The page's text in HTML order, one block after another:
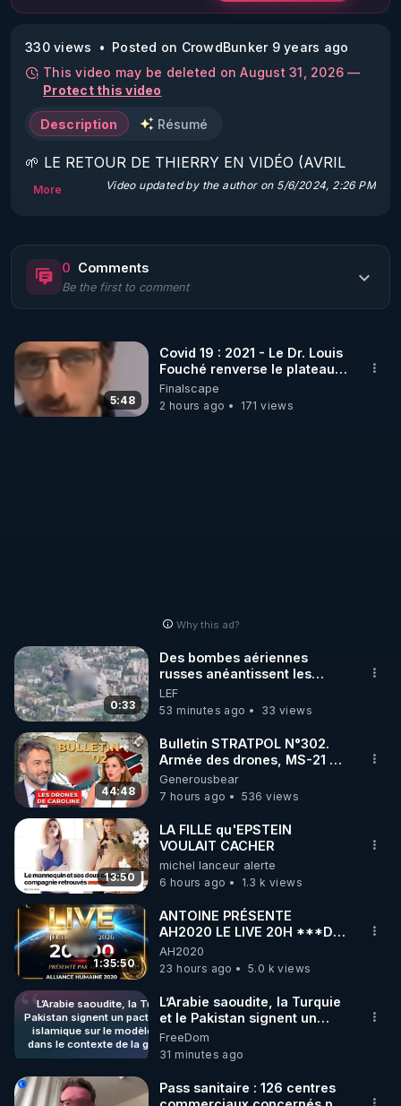
330 views
Posted on CrowdBunker 9 years ago
This video may be deleted on August 31, 2026 —
Protect this video
Description Résumé
🌱 LE RETOUR DE THIERRY EN VIDÉO (AVRIL
2022)!
https://www.rgnr.fr/presentation.html
🌱 LE MAGAZINE RÉGÉNÈRE
🌱 LA BOUTIQUE DU MAGAZINE
Pour obtenir les anciens numéros que vous avez
🌱 INSTAGRAM
https://www.instagram.com/rdlr_thierrycasasnovas/
http://rgnr.li/instagram
🌱 LA NEWSLETTER
Pour ne pas rater l’actualité RGNR (stages,
http://rgnr.li/news
🌱 VIDÉOS NON CENSURÉES SUR ODYSEE
Toutes les vidéos Youtube sont aussi sur la
http://rgnr.li/odysee
🌱 LES STAGES EN PRÉSENTIEL
http://rgnr.li/stages
_________
More Video updated by the author on 5/6/2024, 2:26 PM
0 Comments
Be the first to comment
5:48
Covid 19 : 2021 - Le Dr. Louis
Fouché renverse le plateau
de CNews !
Finalscape
2 hours ago
171 views
Why this ad?
0:33
Des bombes aériennes
russes anéantissent les
centres de contrôle de
drones de 3 brigades
ukrainienne
LEF
53 minutes ago
33 views
44:48
Bulletin STRATPOL N°302.
Armée des drones, MS-21 en
série, missiles coréens.
07.08.2026.
Generousbear
7 hours ago
536 views
13:50
LA FILLE qu'EPSTEIN
VOULAIT CACHER
michel lanceur alerte
6 hours ago
1.3 k views
1:35:50
ANTOINE PRÉSENTE
AH2020 LE LIVE 20H ***DU
06/08/2026***
AH2020
23 hours ago
5.0 k views
L’Arabie saoudite, la Turquie et le
Pakistan signent un pacte de défense
islamique sur le modèle de l’OTAN
dans le contexte de la guerre contre
l’Iran ***
saoudite-la-turquie-et-le-pakistan-
signent-un-pacte-de-defense-
L’Arabie saoudite, la Turquie
et le Pakistan signent un
pacte de défense islamique
sur le modèle de l’OTAN
dans le contexte de la
guerre contre l’Iran ***
https://www.aubedigitale.com/
FreeDom
31 minutes ago
Pass sanitaire : 126 centres